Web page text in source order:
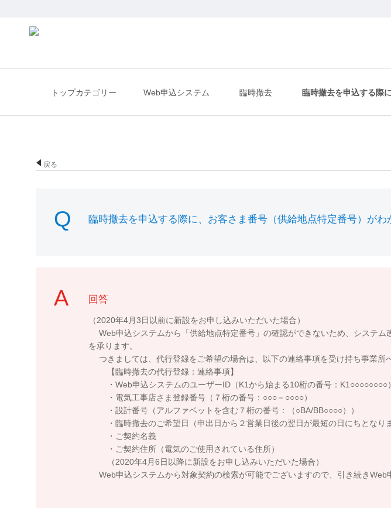
トップカテゴリー Web申込システム 臨時撤去 臨時撤去を申込する際
戻る
臨時撤去を申込する際に、お客さま番号（供給地点特定番号）がわ
回答
（2020年4月3日以前に新設をお申し込みいただいた場合）
Web申込システムから「供給地点特定番号」の確認ができないため、システ
を承ります。
つきましては、代行登録をご希望の場合は、以下の連絡事項を受け持ち事業所
【臨時撤去の代行登録：連絡事項】
・Web申込システムのユーザーID（K1から始まる10桁の番号：K1○○○○○○○○）
・電気工事店さま登録番号（７桁の番号：○○○－○○○○）
・設計番号（アルファベットを含む７桁の番号：（○BA/BB○○○○））
・臨時撤去のご希望日（申出日から２営業日後の翌日が最短の日にちとなり
・ご契約名義
・ご契約住所（電気のご使用されている住所）
（2020年4月6日以降に新設をお申し込みいただいた場合）
Web申込システムから対象契約の検索が可能でございますので、引き続き